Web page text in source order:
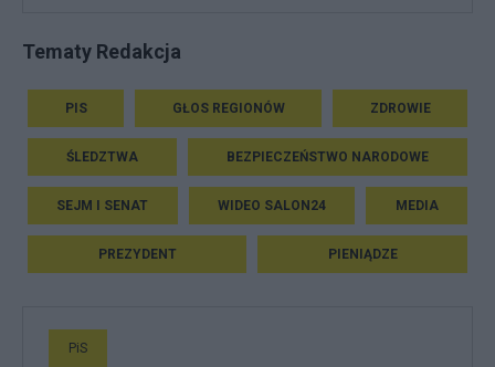
Tematy Redakcja
PIS GŁOS REGIONÓW ZDROWIE
ŚLEDZTWA BEZPIECZEŃSTWO NARODOWE
SEJM I SENAT WIDEO SALON24 MEDIA
PREZYDENT PIENIĄDZE
PiS